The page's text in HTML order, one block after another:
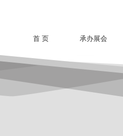
首 页 承办展会